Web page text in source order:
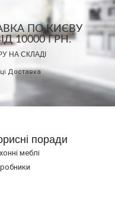
ПО КИЄВУ
10000 ГРН.
НА СКЛАДІ
Доставка
поради
меблі